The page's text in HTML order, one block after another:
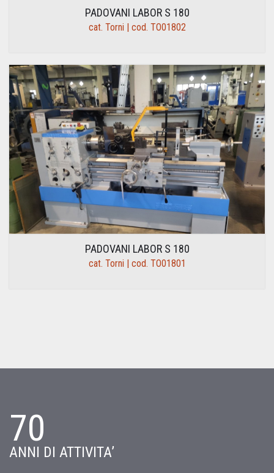
PADOVANI LABOR S 180
cat. Torni | cod. TO01802
PADOVANI LABOR S 180
cat. Torni | cod. TO01801
70
ANNI DI ATTIVITA’